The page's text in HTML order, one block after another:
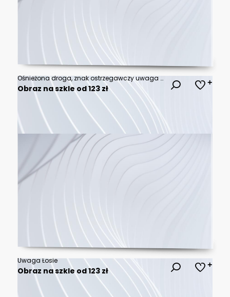
Ośnieżona droga, znak ostrzegawczy uwaga ślisko, zima zaskoczyła drogowców.
Obraz na szkle od 123 zł
Uwaga Łosie
Obraz na szkle od 123 zł